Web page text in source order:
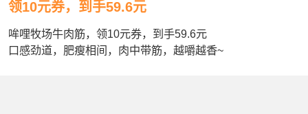
领10元券，到手59.6元
哞哩牧场牛肉筋，领10元券，到手59.6元
口感劲道，肥瘦相间，肉中带筋，越嚼越香~